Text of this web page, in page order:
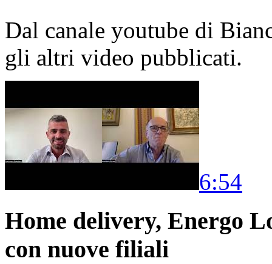
Dal canale youtube di
gli altri video pubblicati.
6:54
Home delivery, Energo
con nuove filiali